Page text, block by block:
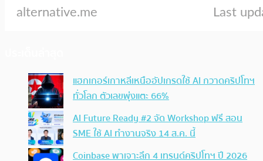
แฮกเกอร์เกาหลีเหนืออัปเกรดใช้ AI กวาดคริปโทฯ
ทั่วโลก ตัวเลขพุ่งแตะ 66%
AI Future Ready #2 จัด Workshop ฟรี สอน
SME ใช้ AI ทำงานจริง 14 ส.ค. นี้
Coinbase พาเจาะลึก 4 เทรนด์คริปโทฯ ปี 2026